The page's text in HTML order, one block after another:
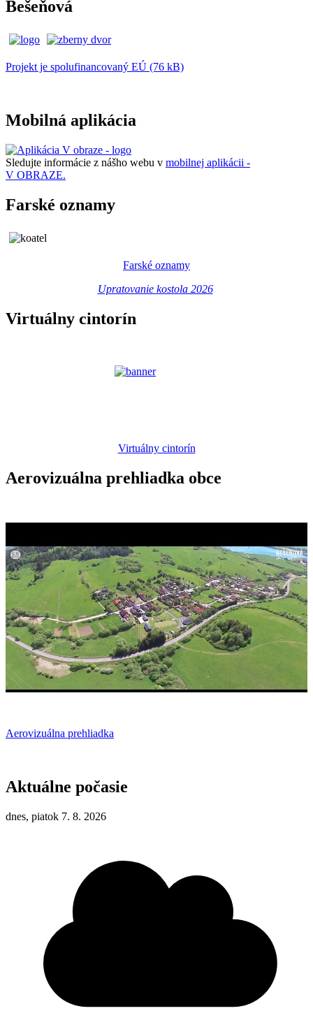
Bešeňová
Projekt je spolufinancovaný EÚ (76 kB)
Mobilná aplikácia
Sledujte informácie z nášho webu v mobilnej aplikácii -
V OBRAZE.
Farské oznamy
Farské oznamy
Upratovanie kostola 2026
Virtuálny cintorín
Virtuálny cintorín
Aerovizuálna prehliadka obce
Aerovizuálna prehliadka
Aktuálne počasie
dnes, piatok 7. 8. 2026